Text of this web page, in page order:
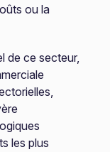
ou la
de ce secteur,
les plus